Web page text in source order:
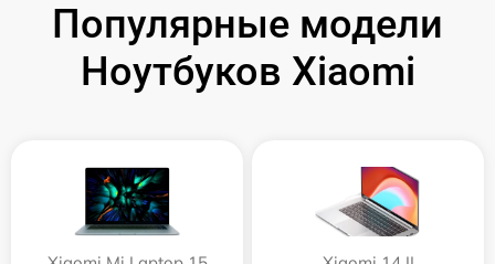
Популярные модели
Ноутбуков Xiaomi